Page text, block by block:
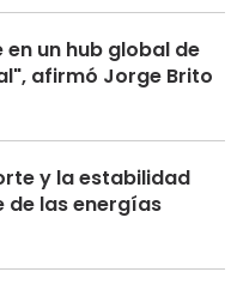
un hub global de
afirmó Jorge Brito
y la estabilidad
de las energías